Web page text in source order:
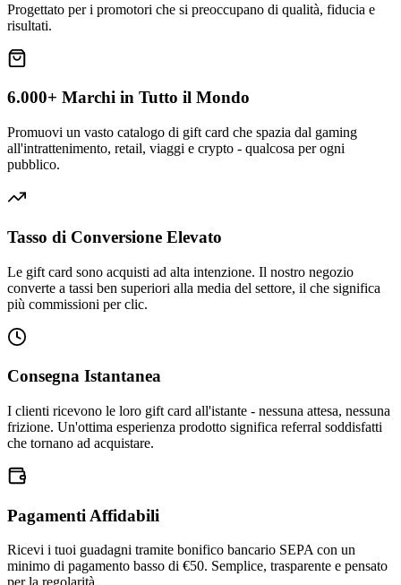
Progettato per i promotori che si preoccupano di qualità, fiducia e
risultati.
6.000+ Marchi in Tutto il Mondo
Promuovi un vasto catalogo di gift card che spazia dal gaming
all'intrattenimento, retail, viaggi e crypto - qualcosa per ogni
pubblico.
Tasso di Conversione Elevato
Le gift card sono acquisti ad alta intenzione. Il nostro negozio
converte a tassi ben superiori alla media del settore, il che significa
più commissioni per clic.
Consegna Istantanea
I clienti ricevono le loro gift card all'istante - nessuna attesa, nessuna
frizione. Un'ottima esperienza prodotto significa referral soddisfatti
che tornano ad acquistare.
Pagamenti Affidabili
Ricevi i tuoi guadagni tramite bonifico bancario SEPA con un
minimo di pagamento basso di €50. Semplice, trasparente e pensato